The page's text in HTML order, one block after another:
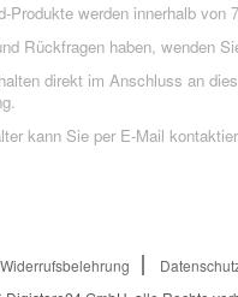
werden innerhalb von
Rückfragen haben, wenden
direkt im Anschluss an
kann Sie per E-Mail
Widerrufsbelehrung